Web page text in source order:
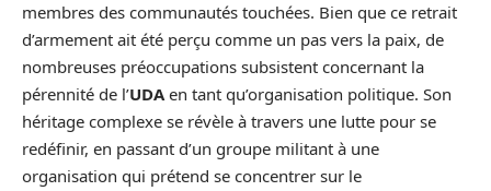
membres des communautés touchées. Bien que ce retrait
d’armement ait été perçu comme un pas vers la paix, de
nombreuses préoccupations subsistent concernant la
pérennité de l’UDAen tant qu’organisation politique. Son
héritage complexe se révèle à travers une lutte pour se
redéfinir, en passant d’un groupe militant à une
organisation qui prétend se concentrer sur le